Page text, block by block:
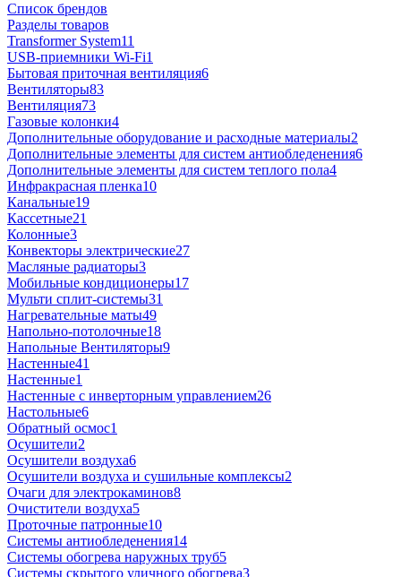
Список брендов
Разделы товаров
Transformer System11
USB-приемники Wi-Fi1
Бытовая приточная вентиляция6
Вентиляторы83
Вентиляция73
Газовые колонки4
Дополнительные оборудование и расходные материалы2
Дополнительные элементы для систем антиобледенения6
Дополнительные элементы для систем теплого пола4
Инфракрасная пленка10
Канальные19
Кассетные21
Колонные3
Конвекторы электрические27
Масляные радиаторы3
Мобильные кондиционеры17
Мульти сплит-системы31
Нагревательные маты49
Напольно-потолочные18
Напольные Вентиляторы9
Настенные41
Настенные1
Настенные с инверторным управлением26
Настольные6
Обратный осмос1
Осушители2
Осушители воздуха6
Осушители воздуха и сушильные комплексы2
Очаги для электрокаминов8
Очистители воздуха5
Проточные патронные10
Системы антиобледенения14
Системы обогрева наружных труб5
Системы скрытого уличного обогрева3